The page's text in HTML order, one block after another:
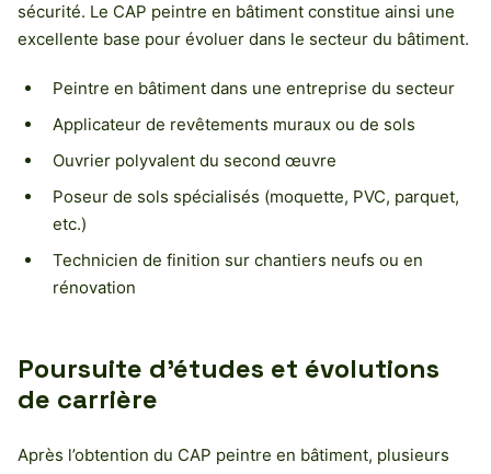
sécurité. Le CAP peintre en bâtiment constitue ainsi une
excellente base pour évoluer dans le secteur du bâtiment.
Peintre en bâtiment dans une entreprise du secteur
Applicateur de revêtements muraux ou de sols
Ouvrier polyvalent du second œuvre
Poseur de sols spécialisés (moquette, PVC, parquet,
etc.)
Technicien de finition sur chantiers neufs ou en
rénovation
Poursuite d’études et évolutions
de carrière
Après l’obtention du CAP peintre en bâtiment, plusieurs